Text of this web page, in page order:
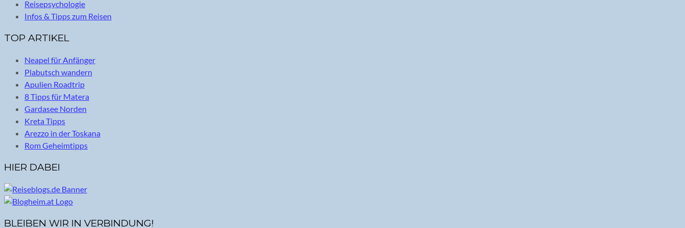
Reisepsychologie
Infos & Tipps zum Reisen
TOP ARTIKEL
Neapel für Anfänger
Plabutsch wandern
Apulien Roadtrip
8 Tipps für Matera
Gardasee Norden
Kreta Tipps
Arezzo in der Toskana
Rom Geheimtipps
HIER DABEI
BLEIBEN WIR IN VERBINDUNG!